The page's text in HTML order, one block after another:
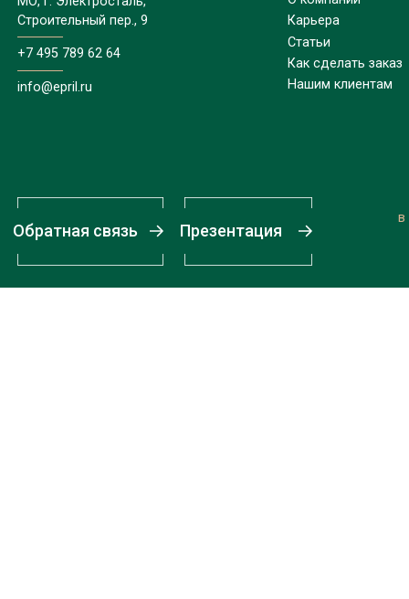
Строительный пер., 9
+7 495 789 62 64
info@epril.ru
Карьера
Статьи
Как сделать заказ
Нашим клиентам
Обратная связь Презентация
в